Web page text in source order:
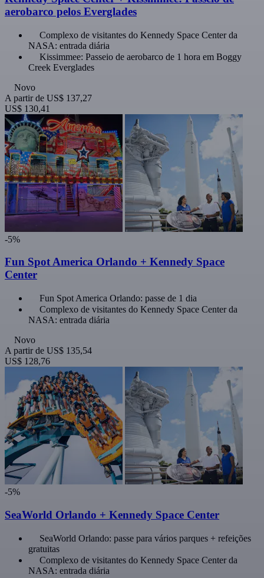
aerobarco pelos Everglades
Complexo de visitantes do Kennedy Space Center da
NASA: entrada diária
Kissimmee: Passeio de aerobarco de 1 hora em Boggy
Creek Everglades
Novo
A partir de US$ 137,27
US$ 130,41
-5%
Fun Spot America Orlando + Kennedy Space
Center
Fun Spot America Orlando: passe de 1 dia
Complexo de visitantes do Kennedy Space Center da
NASA: entrada diária
Novo
A partir de US$ 135,54
US$ 128,76
-5%
SeaWorld Orlando + Kennedy Space Center
SeaWorld Orlando: passe para vários parques + refeições
gratuitas
Complexo de visitantes do Kennedy Space Center da
NASA: entrada diária